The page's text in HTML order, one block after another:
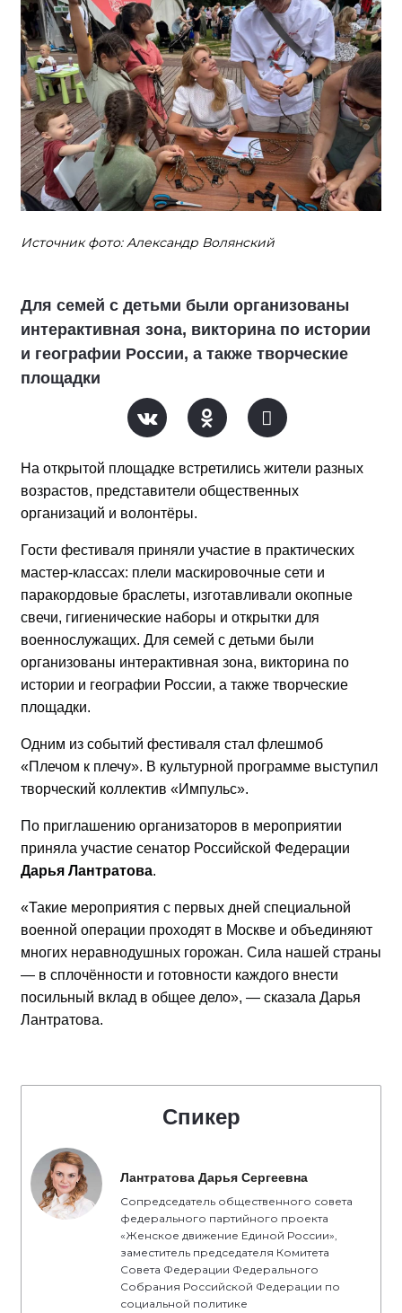
Источник фото: Александр Волянский
Для семей с детьми были организованы
интерактивная зона, викторина по истории
и географии России, а также творческие
площадки
На открытой площадке встретились жители разных
возрастов, представители общественных
организаций и волонтёры.
Гости фестиваля приняли участие в практических
мастер-классах: плели маскировочные сети и
паракордовые браслеты, изготавливали окопные
свечи, гигиенические наборы и открытки для
военнослужащих. Для семей с детьми были
организованы интерактивная зона, викторина по
истории и географии России, а также творческие
площадки.
Одним из событий фестиваля стал флешмоб
«Плечом к плечу». В культурной программе выступил
творческий коллектив «Импульс».
По приглашению организаторов в мероприятии
приняла участие сенатор Российской Федерации
Дарья Лантратова.
«Такие мероприятия с первых дней специальной
военной операции проходят в Москве и объединяют
многих неравнодушных горожан. Сила нашей страны
— в сплочённости и готовности каждого внести
посильный вклад в общее дело», — сказала Дарья
Лантратова.
Спикер
Лантратова Дарья Сергеевна
Сопредседатель общественного совета
федерального партийного проекта
«Женское движение Единой России»,
заместитель председателя Комитета
Совета Федерации Федерального
Собрания Российской Федерации по
социальной политике